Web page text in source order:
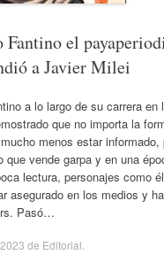
el
a Javier Milei
a lo largo de su carrera en
que no importa la
menos estar informado,
que vende garpa y en una
lectura, personajes como él
asegurado en los medios y
Pasó…
de Editorial